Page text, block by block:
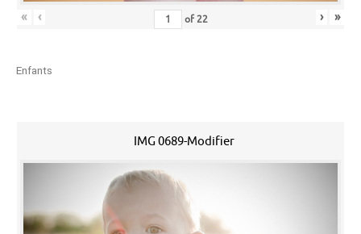
« ‹ of 22 › »
Enfants
IMG 0689-Modifier